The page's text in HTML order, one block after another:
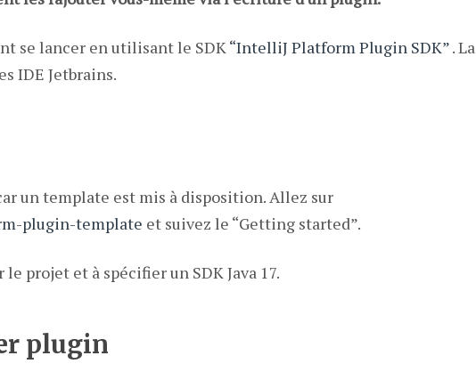
se lancer en utilisant le SDK“IntelliJ Platform Plugin SDK”. La
IDE Jetbrains.
un template est mis à disposition. Allez sur
plugin-template et suivez le “Getting started”.
projet et à spécifier un SDK Java 17.
plugin